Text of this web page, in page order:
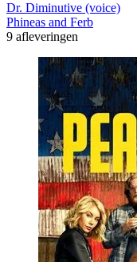
Dr. Diminutive (voice)
Phineas and Ferb
9 afleveringen